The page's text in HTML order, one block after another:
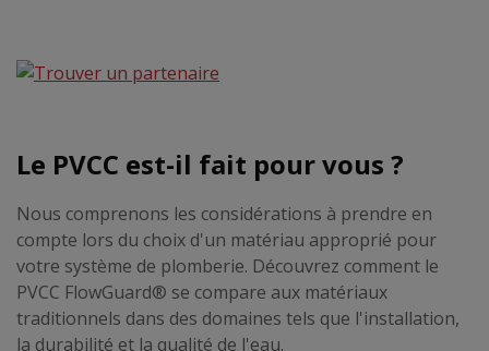
Le PVCC est-il fait pour vous ?
Nous comprenons les considérations à prendre en
compte lors du choix d'un matériau approprié pour
votre système de plomberie. Découvrez comment le
PVCC FlowGuard® se compare aux matériaux
traditionnels dans des domaines tels que l'installation,
la durabilité et la qualité de l'eau.